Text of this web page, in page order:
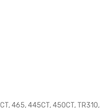
465, 445CT, 450CT, TR310,